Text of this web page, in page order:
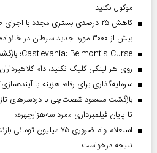
موکول نکنید
کاهش ۲۵ درصدی بستری مجدد با
بیش از ۳۰۰۰ مورد جدید سرطان در خانواده بیماران
Castlevania: Belmont’s Curse؛ بازگشت باشکوه شکارچیان خون‌آشام
روی هر لینکی کلیک نکنید، دام
سرمایه‌گذاری برای رفاه؛ هزینه یا
بازگشت مسعود شصت‌چی با دردسر‌های
تا پایان فیلمبرداری «مرد سه‌هزارچهره»
استعلام وام ضروری ۷۵
نتیجه درخواست